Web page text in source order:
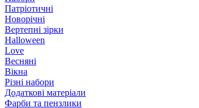
Патріотичні
Новорічні
Вертепні зірки
Halloween
Love
Весняні
Вікна
Різні набори
Додаткові матеріали
Фарби та пензлики